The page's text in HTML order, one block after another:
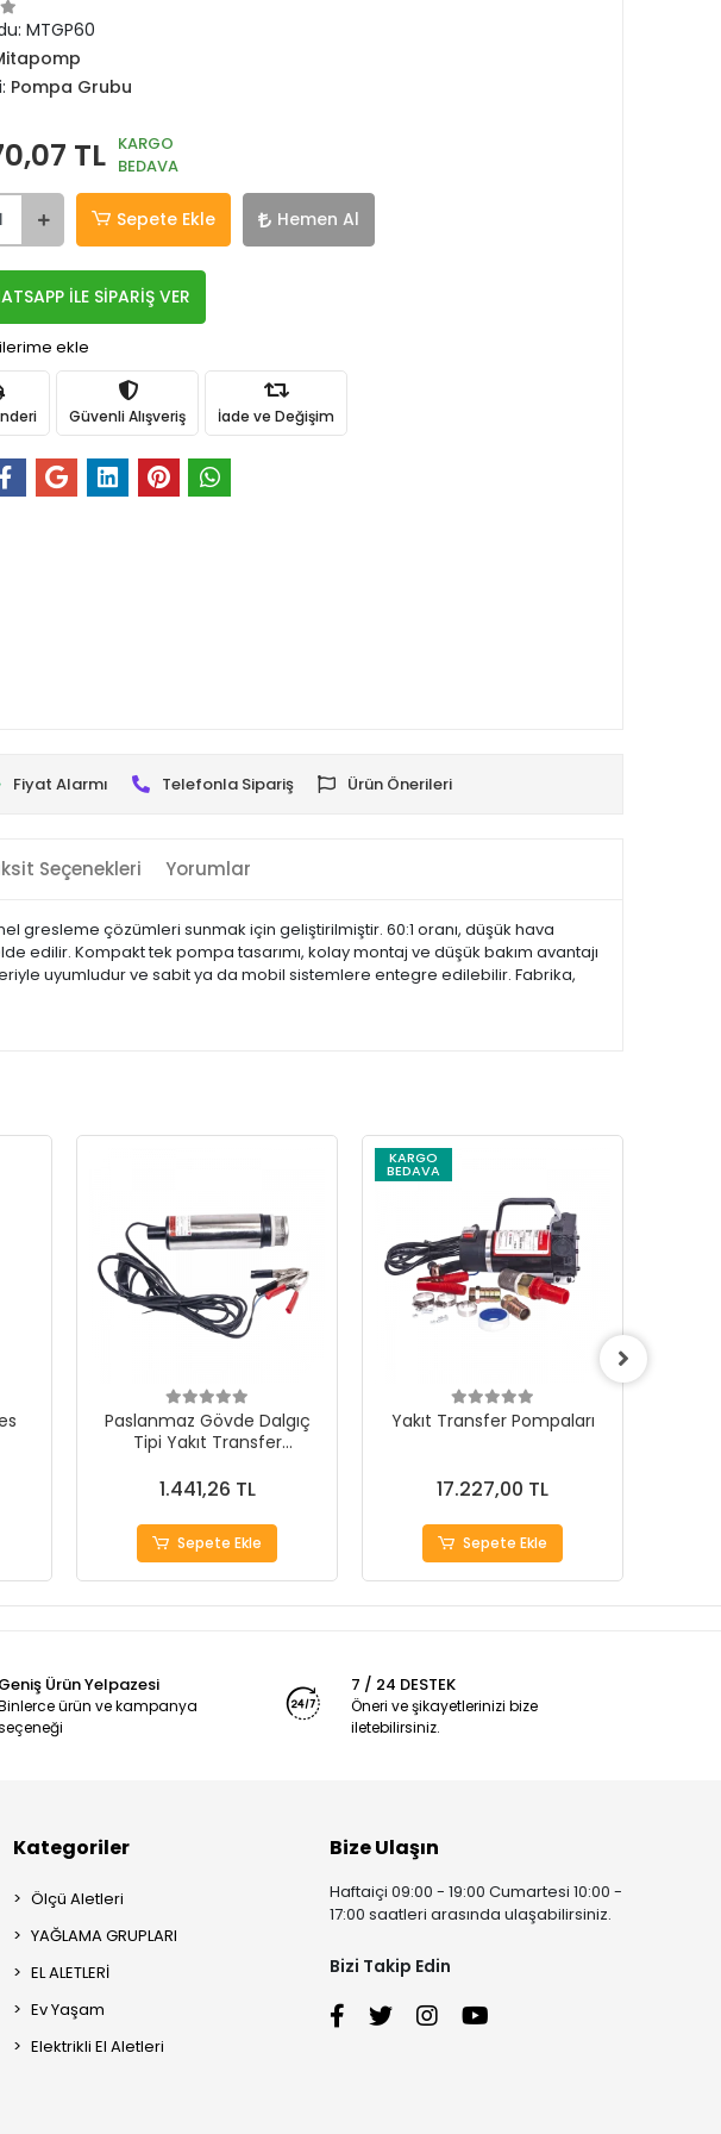
MTGP60
Pompa Grubu
TL KARGO
BEDAVA
Sepete Ekle Hemen Al
İLE SİPARİŞ VER
ekle
Güvenli Alışveriş İade ve Değişim
Fiyat Alarmı Telefonla Sipariş Ürün Önerileri
Seçenekleri Yorumlar
gresleme çözümleri sunmak için geliştirilmiştir. 60:1 oranı, düşük hava
edilir. Kompakt tek pompa tasarımı, kolay montaj ve düşük bakım avantajı
uyumludur ve sabit ya da mobil sistemlere entegre edilebilir. Fabrika,
Paslanmaz Gövde Dalgıç
Tipi Yakıt Transfer
1.441,26 TL
Sepete Ekle
KARGO
BEDAVA
Yakıt Transfer Pompaları
17.227,00 TL
Sepete Ekle
Geniş Ürün Yelpazesi
ürün ve kampanya
7 / 24 DESTEK
Öneri ve şikayetlerinizi bize
iletebilirsiniz.
Kategoriler
Ölçü Aletleri
YAĞLAMA GRUPLARI
EL ALETLERİ
Ev Yaşam
Elektrikli El Aletleri
Bize Ulaşın
Haftaiçi 09:00 - 19:00 Cumartesi 10:00 -
17:00 saatleri arasında ulaşabilirsiniz.
Bizi Takip Edin